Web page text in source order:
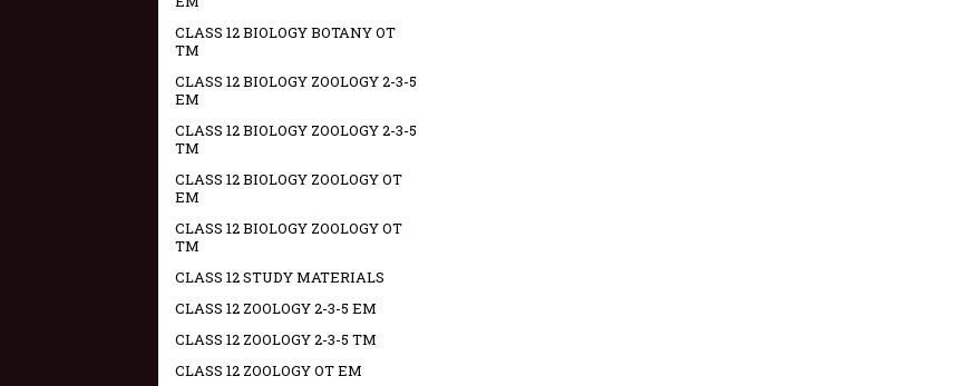
CLASS 12 BIOLOGY BOTANY OT
TM
CLASS 12 BIOLOGY ZOOLOGY 2-3-5
EM
CLASS 12 BIOLOGY ZOOLOGY 2-3-5
TM
CLASS 12 BIOLOGY ZOOLOGY OT
EM
CLASS 12 BIOLOGY ZOOLOGY OT
TM
CLASS 12 STUDY MATERIALS
CLASS 12 ZOOLOGY 2-3-5 EM
CLASS 12 ZOOLOGY 2-3-5 TM
CLASS 12 ZOOLOGY OT EM